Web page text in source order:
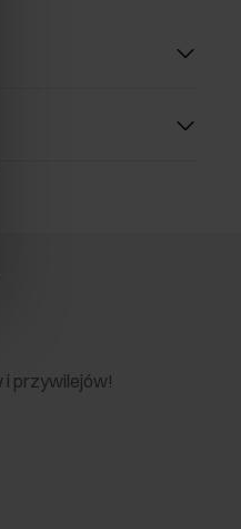
i przywilejów!